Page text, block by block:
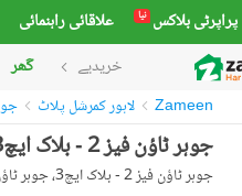
پراپرٹی بلاکس نیا علاقائی راہنمائی
خریدیے گھر
Zameen لاہور کمرشل پلاٹ
جوہر ٹاؤن فیز 2 - بلاک ایچ3 جوہر ٹاؤن فیز 2,جوہر ٹاؤن,لاہور میں 12 مرلہ کمرشل پلاٹ 12.0 کروڑ میں برائے فروخت۔
جوہر ٹاؤن فیز 2 - بلاک ایچ3، جوہر ٹاؤن فیز 2، جوہر ٹاؤن، لاہور، پنجاب